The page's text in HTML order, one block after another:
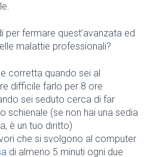
per fermare quest’avanzata ed
malattie professionali?
corretta quando sei al
difficile farlo per 8 ore
sei seduto cerca di far
schienale (se non hai una sedia
è un tuo diritto)
che si svolgono al computer
di almeno 5 minuti ogni due